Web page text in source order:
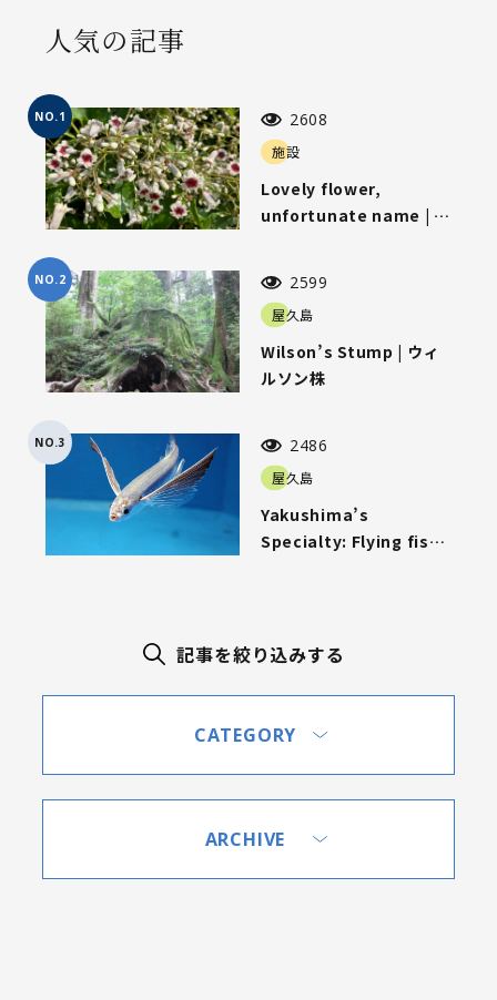
記事を絞り込みする
CATEGORY
ARCHIVE
人気の記事
NO.1
施設
Lovely flower,
unfortunate name | 可
2608
NO.2
屋久島
Wilson’s Stump | ウィ
ルソン株
2599
NO.3
屋久島
Yakushima’s
Specialty: Flying fish |
2486